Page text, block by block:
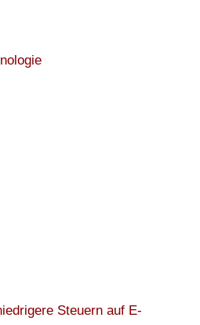
Steuern auf E-